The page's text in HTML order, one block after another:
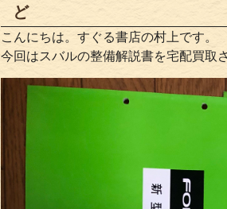
ど
こんにちは。すぐる書店の村上です。
今回はスバルの整備解説書を宅配買取